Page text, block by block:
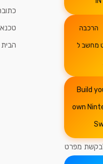
הרכבה
מחשב ל
Build
own
מפרט
הבית